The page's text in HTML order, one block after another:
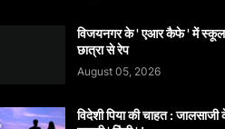
विजयनगर के ' एआर कैफे ' में स्कूल
छात्रा से रेप
August 05, 2026
विदेशी पिया की चाहत :